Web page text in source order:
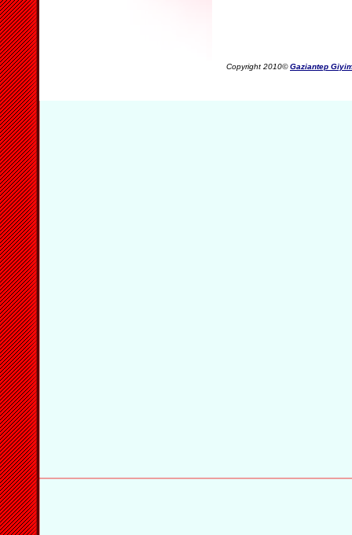
Copyright 2010©Gaziantep